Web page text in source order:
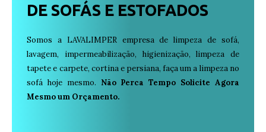
DE SOFÁS E ESTOFADOS
Somos a LAVALIMPER empresa de limpeza de sofá,
lavagem, impermeabilização, higienização, limpeza de
tapete e carpete, cortina e persiana, faça um a limpeza no
sofá hoje mesmo. Não Perca Tempo Solicite Agora
Mesmo um Orçamento.